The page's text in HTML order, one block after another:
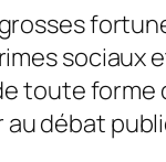
sociaux
toute
débat